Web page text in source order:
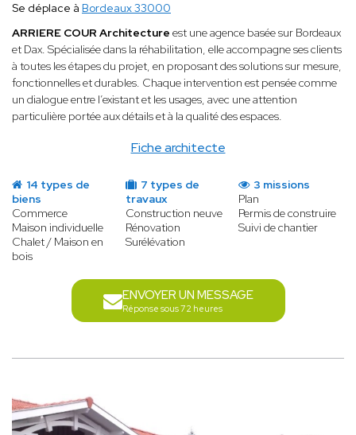
Fiche architecte
Se déplace à Bordeaux 33000
ARRIERE COUR Architecture est une agence basée sur Bordeaux
et Dax. Spécialisée dans la réhabilitation, elle accompagne ses clients
à toutes les étapes du projet, en proposant des solutions sur mesure,
fonctionnelles et durables. Chaque intervention est pensée comme
un dialogue entre l’existant et les usages, avec une attention
particulière portée aux détails et à la qualité des espaces.
14 types de
biens
Commerce
Maison individuelle
Chalet / Maison en
bois
7 types de
travaux
Construction neuve
Rénovation
Surélévation
3 missions
Plan
Permis de construire
Suivi de chantier
ENVOYER UN MESSAGE
Réponse sous 72 heures